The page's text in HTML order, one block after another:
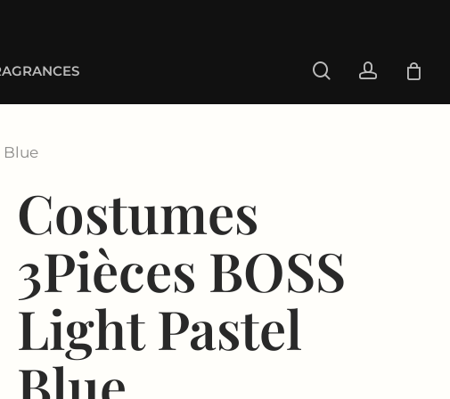
searchaccount
Blue
Costumes
3Pièces BOSS
Light Pastel